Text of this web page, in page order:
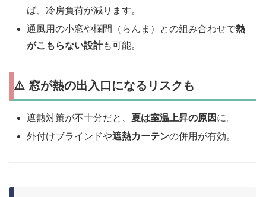
ば、冷房負荷が減ります。
通風用の小窓や欄間（らんま）との組み合わせで熱
がこもらない設計も可能。
⚠️ 窓が熱の出入口になるリスクも
遮熱対策が不十分だと、夏は室温上昇の原因 に。
外付けブラインドや遮熱カーテンの併用が有効。